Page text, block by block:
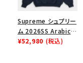
Supreme シュプリー
ム 2026SS Arabic
Logo Hooded
¥52,980 (税込)